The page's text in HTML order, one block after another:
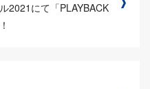
2021にて「PLAYBACK